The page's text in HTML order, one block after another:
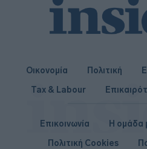
Οικονομία Πολιτική
Tax & Labour
Επικοινωνία Η ομάδα
Πολιτική Cookies